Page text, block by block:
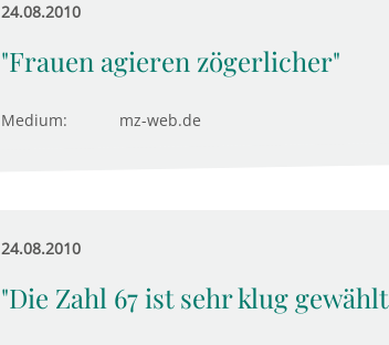
24.08.2010
"Frauen agieren zögerlicher"
Medium: mz-web.de
24.08.2010
"Die Zahl 67 ist sehr klug